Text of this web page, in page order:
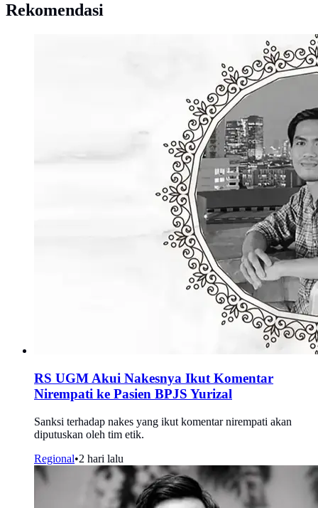
Rekomendasi
RS UGM Akui Nakesnya Ikut Komentar
Nirempati ke Pasien BPJS Yurizal
Sanksi terhadap nakes yang ikut komentar nirempati akan
diputuskan oleh tim etik.
Regional•2 hari lalu